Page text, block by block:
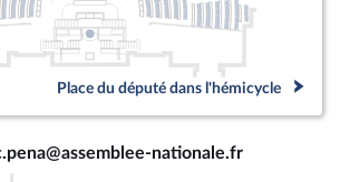
Place du député dans l'hémicycle
nationale.fr